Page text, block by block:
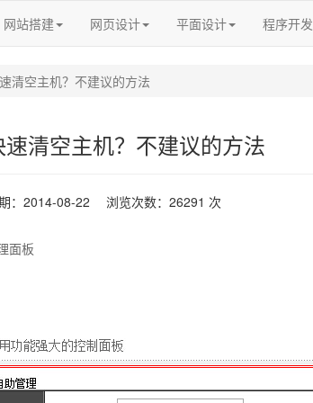
网站搭建 网页设计 平面设计 程序开发
清空主机？不建议的方法
清空主机？不建议的方法
：2014-08-22 浏览次数：26291 次
面板